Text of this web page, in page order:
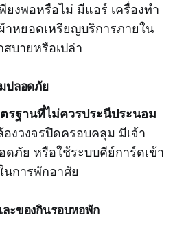
ยงพอหรือไม่ มีแอร์ เครื่องทำ
าหยอดเหรียญบริการภายใน
บายหรือเปล่า
ปลอดภัย
ฐานที่ไม่ควรประนีประนอม
งวงจรปิดครอบคลุม มีเจ้า
ภัย หรือใช้ระบบคีย์การ์ดเข้า
นการพักอาศัย
ะของกินรอบหอพัก